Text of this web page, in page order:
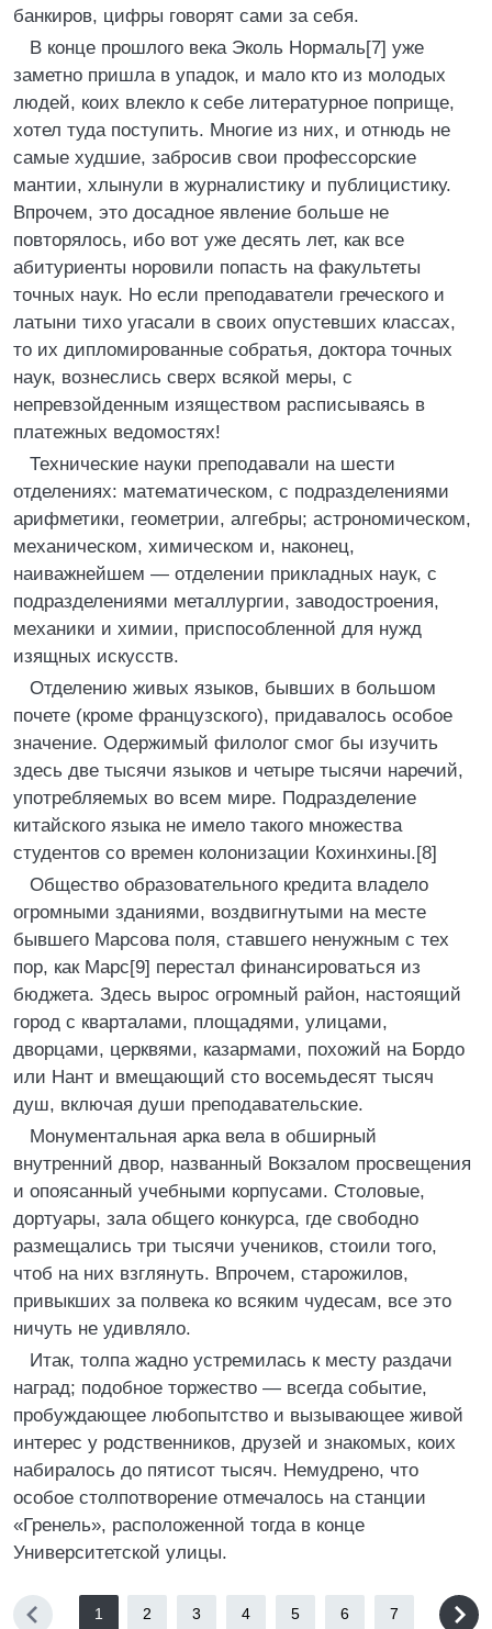
банкиров, цифры говорят сами за себя.
В конце прошлого века Эколь Нормаль[7] уже
заметно пришла в упадок, и мало кто из молодых
людей, коих влекло к себе литературное поприще,
хотел туда поступить. Многие из них, и отнюдь не
самые худшие, забросив свои профессорские
мантии, хлынули в журналистику и публицистику.
Впрочем, это досадное явление больше не
повторялось, ибо вот уже десять лет, как все
абитуриенты норовили попасть на факультеты
точных наук. Но если преподаватели греческого и
латыни тихо угасали в своих опустевших классах,
то их дипломированные собратья, доктора точных
наук, вознеслись сверх всякой меры, с
непревзойденным изяществом расписываясь в
платежных ведомостях!
Технические науки преподавали на шести
отделениях: математическом, с подразделениями
арифметики, геометрии, алгебры; астрономическом,
механическом, химическом и, наконец,
наиважнейшем — отделении прикладных наук, с
подразделениями металлургии, заводостроения,
механики и химии, приспособленной для нужд
изящных искусств.
Отделению живых языков, бывших в большом
почете (кроме французского), придавалось особое
значение. Одержимый филолог смог бы изучить
здесь две тысячи языков и четыре тысячи наречий,
употребляемых во всем мире. Подразделение
китайского языка не имело такого множества
студентов со времен колонизации Кохинхины.[8]
Общество образовательного кредита владело
огромными зданиями, воздвигнутыми на месте
бывшего Марсова поля, ставшего ненужным с тех
пор, как Марс[9] перестал финансироваться из
бюджета. Здесь вырос огромный район, настоящий
город с кварталами, площадями, улицами,
дворцами, церквями, казармами, похожий на Бордо
или Нант и вмещающий сто восемьдесят тысяч
душ, включая души преподавательские.
Монументальная арка вела в обширный
внутренний двор, названный Вокзалом просвещения
и опоясанный учебными корпусами. Столовые,
дортуары, зала общего конкурса, где свободно
размещались три тысячи учеников, стоили того,
чтоб на них взглянуть. Впрочем, старожилов,
привыкших за полвека ко всяким чудесам, все это
ничуть не удивляло.
Итак, толпа жадно устремилась к месту раздачи
наград; подобное торжество — всегда событие,
пробуждающее любопытство и вызывающее живой
интерес у родственников, друзей и знакомых, коих
набиралось до пятисот тысяч. Немудрено, что
особое столпотворение отмечалось на станции
«Гренель», расположенной тогда в конце
Университетской улицы.
1 2 3 4 5 6 7